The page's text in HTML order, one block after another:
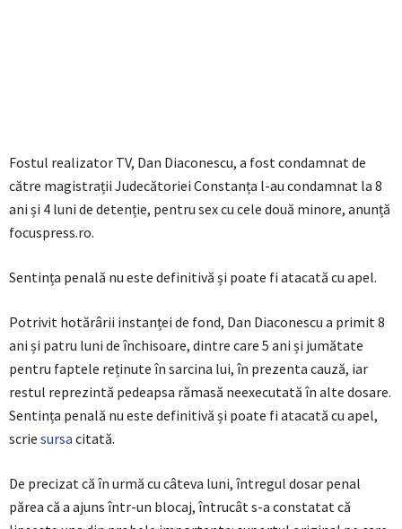
Fostul realizator TV, Dan Diaconescu, a fost condamnat de
către magistrații Judecătoriei Constanța l-au condamnat la 8
ani și 4 luni de detenție, pentru sex cu cele două minore, anunță
focuspress.ro.
Sentința penală nu este definitivă și poate fi atacată cu apel.
Potrivit hotărârii instanței de fond, Dan Diaconescu a primit 8
ani și patru luni de închisoare, dintre care 5 ani și jumătate
pentru faptele reținute în sarcina lui, în prezenta cauză, iar
restul reprezintă pedeapsa rămasă neexecutată în alte dosare.
Sentința penală nu este definitivă și poate fi atacată cu apel,
scrie sursa citată.
De precizat că în urmă cu câteva luni, întregul dosar penal
părea că a ajuns într-un blocaj, întrucât s-a constatat că